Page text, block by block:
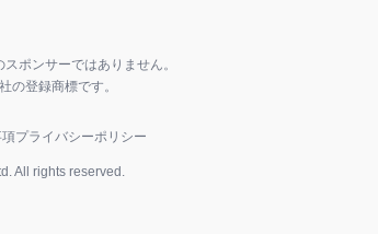
ポンサーではありません。
の登録商標です。
プライバシーポリシー
All rights reserved.